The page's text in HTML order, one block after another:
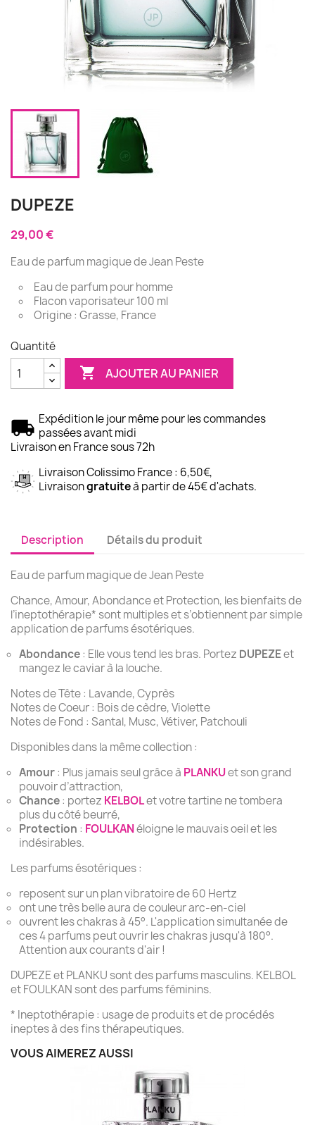
DUPEZE
29,00 €
Eau de parfum magique de Jean Peste
Eau de parfum pour homme
Flacon vaporisateur 100 ml
Origine : Grasse, France
Quantité
 AJOUTER AU PANIER
Expédition le jour même pour les commandes
passées avant midi
Livraison en France sous 72h
Livraison Colissimo France : 6,50€,
Livraisongratuiteà partir de 45€ d'achats.
Description Détails du produit
Eau de parfum magique de Jean Peste
Chance, Amour, Abondance et Protection, les bienfaits de
l’ineptothérapie* sont multiples et s’obtiennent par simple
application de parfums ésotériques.
Abondance: Elle vous tend les bras. Portez DUPEZEet
mangez le caviar à la louche.
Notes de Tête : Lavande, Cyprès
Notes de Coeur : Bois de cèdre, Violette
Notes de Fond : Santal, Musc, Vétiver, Patchouli
Disponibles dans la même collection :
Amour: Plus jamais seul grâce à PLANKUet son grand
pouvoir d’attraction,
Chance: portez KELBOLet votre tartine ne tombera
plus du côté beurré,
Protection : FOULKANéloigne le mauvais oeil et les
indésirables.
Les parfums ésotériques :
reposent sur un plan vibratoire de 60 Hertz
ont une très belle aura de couleur arc-en-ciel
ouvrent les chakras à 45°. L'application simultanée de
ces 4 parfums peut ouvrir les chakras jusqu'à 180°.
Attention aux courants d'air !
DUPEZE et PLANKU sont des parfums masculins. KELBOL
et FOULKAN sont des parfums féminins.
* Ineptothérapie : usage de produits et de procédés
ineptes à des fins thérapeutiques.
VOUS AIMEREZ AUSSI